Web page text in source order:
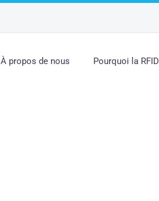
À propos de nous Pourquoi la RFID